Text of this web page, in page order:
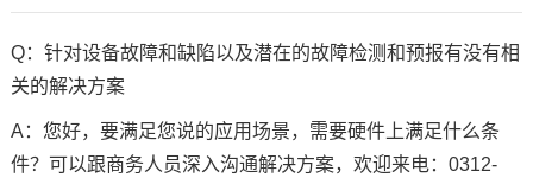
Q：针对设备故障和缺陷以及潜在的故障检测和预报有没有相
关的解决方案
A：您好，要满足您说的应用场景，需要硬件上满足什么条
件？可以跟商务人员深入沟通解决方案，欢迎来电：0312-